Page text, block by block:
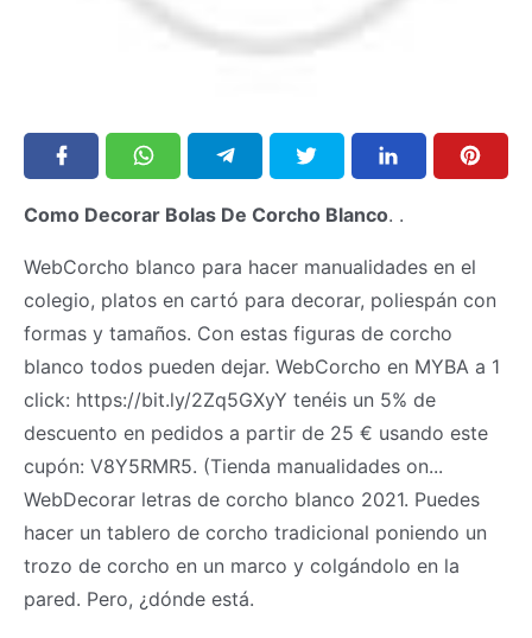
Como Decorar Bolas De Corcho Blanco. .
WebCorcho blanco para hacer manualidades en el
colegio, platos en cartó para decorar, poliespán con
formas y tamaños. Con estas figuras de corcho
blanco todos pueden dejar. WebCorcho en MYBA a 1
click: https://bit.ly/2Zq5GXyY tenéis un 5% de
descuento en pedidos a partir de 25 € usando este
cupón: V8Y5RMR5. (Tienda manualidades on...
WebDecorar letras de corcho blanco 2021. Puedes
hacer un tablero de corcho tradicional poniendo un
trozo de corcho en un marco y colgándolo en la
pared. Pero, ¿dónde está.